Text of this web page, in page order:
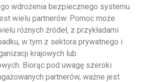
wdrożenia bezpiecznego systemu
wielu partnerów. Pomoc może
różnych źródeł, z przykładami
w tym z sektora prywatnego i
krajowych lub
Biorąc pod uwagę szeroki
partnerów, ważne jest